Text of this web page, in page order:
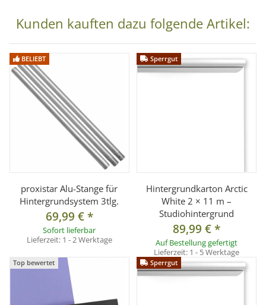
ebenfalls enthalten.
Vorteile auf einen Blick
Kompaktes Hintergrund-Wandmontage-Set
Geeignet für 1 Papierhintergrund
Expan-System zum komfortablen Ab- und Aufrollen
Montage an Wand oder Decke möglich
Passend für Hintergrundrollen mit 46–72 mm Pappkern
Kette und Kettengewicht enthalten
Ideal für Fotostudio und Videostudio
Platzsparende Lösung für Hintergrundsysteme
Technische Daten
Typ: Hintergrund Wandmontage-Set kompakt
Geeignet für: 1 Papierhintergrund
Montage: Wand- oder Deckenmontage
Kunden kauften dazu folgende Artikel:
BELIEBT
proxistar Alu-Stange für
Hintergrundsystem 3tlg.
69,99 €*
Sofort lieferbar
Lieferzeit: 1 - 2 Werktage
Sperrgut
Hintergrundkarton Arctic
White 2 × 11 m –
Studiohintergrund
89,99 €*
Auf Bestellung gefertigt
Lieferzeit: 1 - 5 Werktage
Top bewertet Sperrgut